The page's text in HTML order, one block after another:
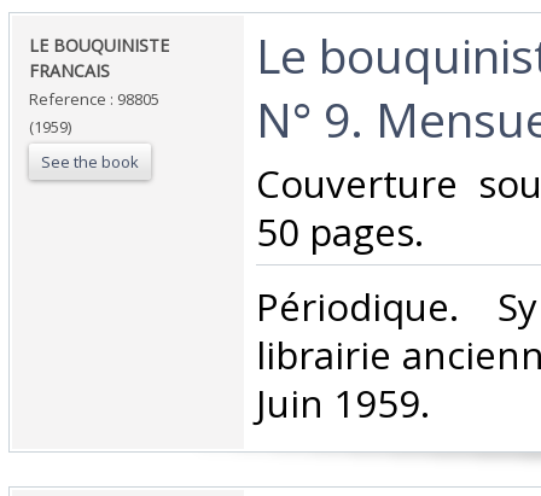
‎LE BOUQUINISTE
FRANCAIS ‎
Reference : 98805
(1959)
See the book
‎Le
N° 9.
‎Couverture
50 pages.‎
‎Périodique.
librairie
Juin 1959.‎